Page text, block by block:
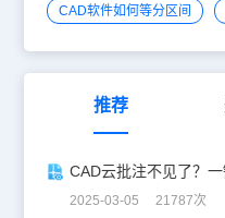
CAD软件如何等分区间
推荐
CAD云批注不见了？一
2025-03-05 21787次